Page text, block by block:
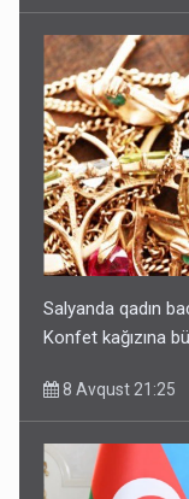
Salyanda qadın
Konfet kağızına
8 Avqust 21:25